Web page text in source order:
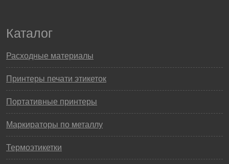
Каталог
Расходные материалы
Принтеры печати этикеток
Портативные принтеры
Маркираторы по металлу
Термоэтикетки